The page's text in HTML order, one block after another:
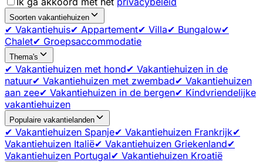
Soorten vakantiehuizen
✔ Vakantiehuis✔ Appartement✔ Villa✔ Bungalow✔
Chalet✔ Groepsaccommodatie
Thema's
✔ Vakantiehuizen met hond✔ Vakantiehuizen in de
natuur✔ Vakantiehuizen met zwembad✔ Vakantiehuizen
aan zee✔ Vakantiehuizen in de bergen✔ Kindvriendelijke
vakantiehuizen
Populaire vakantielanden
✔ Vakantiehuizen Spanje✔ Vakantiehuizen Frankrijk✔
Vakantiehuizen Italië✔ Vakantiehuizen Griekenland✔
Vakantiehuizen Portugal✔ Vakantiehuizen Kroatië